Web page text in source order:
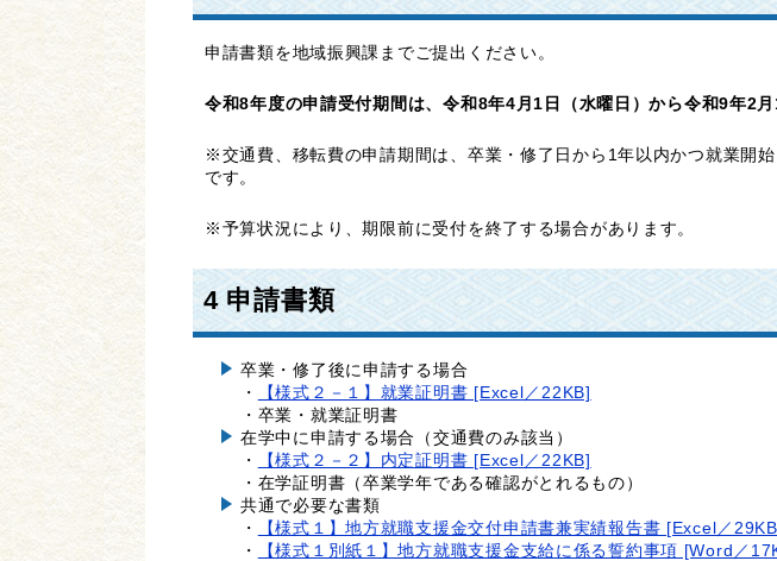
申請書類を地域振興課までご提出ください。
令和8年度の申請受付期間は、令和8年4月1日（水曜日）から令和9年2
※交通費、移転費の申請期間は、卒業・修了日から1年以内かつ就業開
です。
※予算状況により、期限前に受付を終了する場合があります。
4 申請書類
卒業・修了後に申請する場合
・
【様式２－１】就業証明書 [Excel／22KB]
・卒業・就業証明書
在学中に申請する場合（交通費のみ該当）
・
【様式２－２】内定証明書 [Excel／22KB]
・在学証明書（卒業学年である確認がとれるもの）
共通で必要な書類
・
【様式１】地方就職支援金交付申請書兼実績報告書 [Excel／
・
【様式１別紙１】地方就職支援金支給に係る誓約事項 [Word／